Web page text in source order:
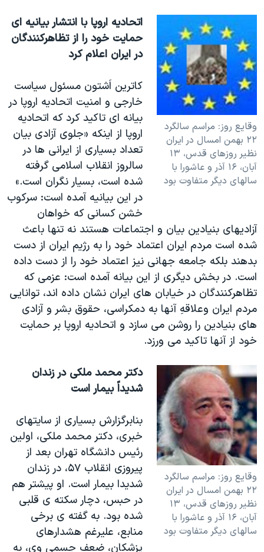
وقايع روز: مراسم سالگرد
۲۲ بهمن امسال در ايران
نظير روزهای قدس، ۱۳
آبان، ۱۶ آذر و عاشورا با
سالهای ديگر متفاوت بود
اتحاديه اروپا با انتشار بيانيه ای
حمايت خود را از تظاهرکنندگان
در ايران اعلام کرد
کاترين اَشتون مسئول سياست
خارجی و امنيت اتحاديه اروپا در
بيانه ای تاکيد کرد که اتحاديه
اروپا از اينکه «جلوی آزادی بيان
تعداد بسياری از ايرانی ها در
سالروز انقلاب اسلامی گرفته
شده است، بسيار نگران است.»
در اين بيانيه آمده است: سرکوب
خشن کسانی که خواهان
آزاديهای بنيادين بيان و اجتماعات هستند نه تنها باعث
شده است مردم ايران اعتماد خود را به رژيم ايران از دست
بدهند بلکه جامعه جهانی نيز اعتماد خود را از دست داده
است. در بخش ديگری از اين بيانه آمده است: عزمی که
تظاهرکنندگان در خيابان های ايران نشان داده اند، توانايی
مردم ايران وعلاقهِ آنها به دمکراسی، حقوق بشر و آزادی
های بنيادين را روشن می سازد و اتحاديه اروپا بر حمايت
خود از آنها تاکيد می ورزد.
وقايع روز: مراسم سالگرد
۲۲ بهمن امسال در ايران
نظير روزهای قدس، ۱۳
آبان، ۱۶ آذر و عاشورا با
سالهای ديگر متفاوت بود
دکتر محمد ملکی در زندان
شديداً بيمار است
بنابرگزارش بسياری از سايتهای
خبری، دکتر محمد ملکی، اولين
رئيس دانشگاه تهران بعد از
پيروزی انقلاب ۵۷، در زندان
شديدا بيمار است. او پيشتر هم
در حبس، دچار سکته ی قلبی
شده بود. به گفته ی برخی
منابع، عليرغم هشدارهای
پزشکان، ضعف جسمی وی، به